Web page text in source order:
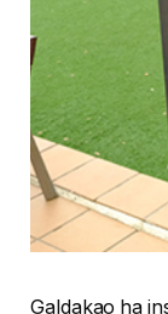
Galdakao ha